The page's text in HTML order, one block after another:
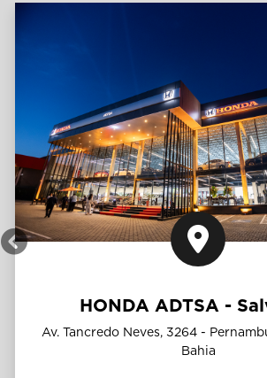
HONDA ADTSA -
Av. Tancredo Neves, 3264 -
Bahia
Anterior